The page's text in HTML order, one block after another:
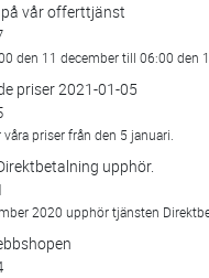
vår offerttjänst
den 11 december till 06:00 den
priser 2021-01-05
priser från den 5 januari.
upphör.
2020 upphör tjänsten